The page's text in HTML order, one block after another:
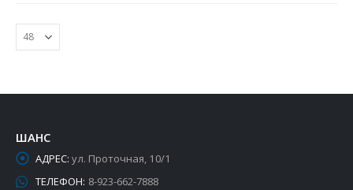
ШАНС
АДРЕС: ул. Проточная, 10/1
ТЕЛЕФОН: 8-923-662-7888